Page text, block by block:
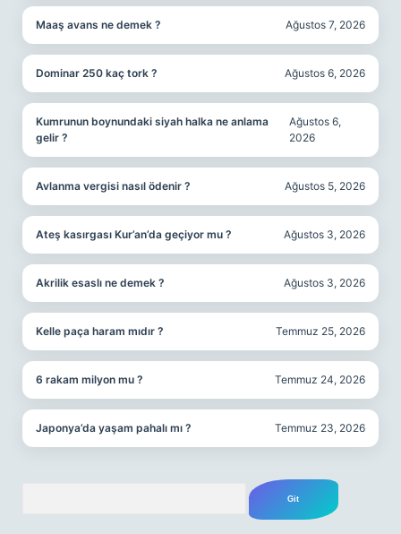
Maaş avans ne demek ? Ağustos 7, 2026
Dominar 250 kaç tork ? Ağustos 6, 2026
Kumrunun boynundaki siyah halka ne anlama
gelir ?
Ağustos 6,
2026
Avlanma vergisi nasıl ödenir ? Ağustos 5, 2026
Ateş kasırgası Kur’an’da geçiyor mu ? Ağustos 3, 2026
Akrilik esaslı ne demek ? Ağustos 3, 2026
Kelle paça haram mıdır ? Temmuz 25, 2026
6 rakam milyon mu ? Temmuz 24, 2026
Japonya’da yaşam pahalı mı ? Temmuz 23, 2026